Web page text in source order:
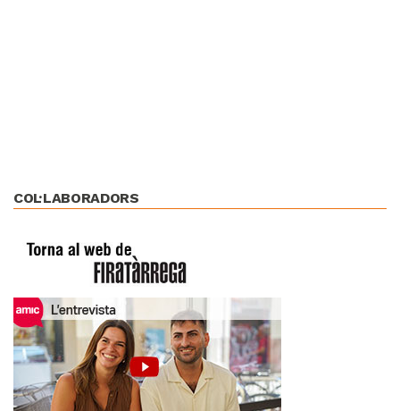
COL·LABORADORS